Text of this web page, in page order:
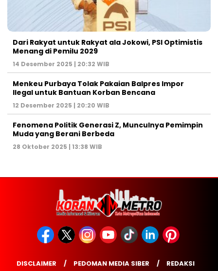
Dari Rakyat untuk Rakyat ala Jokowi, PSI Optimistis
Menang di Pemilu 2029
14 Desember 2025 | 20:32 WIB
Menkeu Purbaya Tolak Pakaian Balpres Impor
Ilegal untuk Bantuan Korban Bencana
12 Desember 2025 | 20:20 WIB
Fenomena Politik Generasi Z, Munculnya Pemimpin
Muda yang Berani Berbeda
28 Oktober 2025 | 13:38 WIB
DISCLAIMER PEDOMAN MEDIA SIBER REDAKSI